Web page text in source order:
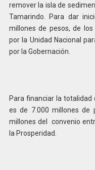
remover la isla de
Tamarindo. Para dar
millones de pesos, de
por la Unidad Nacional
por la Gobernación.
Para financiar la
es de 7.000 millones de
millones del convenio
la Prosperidad.